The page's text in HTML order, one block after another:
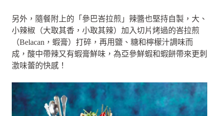
另外，隨餐附上的「參巴峇拉煎」辣醬也堅持自製，大、
小辣椒（大取其香，小取其辣）加入切片烤過的峇拉煎
（Belacan，蝦膏）打碎，再用鹽、糖和檸檬汁調味而
成，酸中帶辣又有蝦膏鮮味，為亞參鮮蝦和蝦餅帶來更刺
激味蕾的快感！